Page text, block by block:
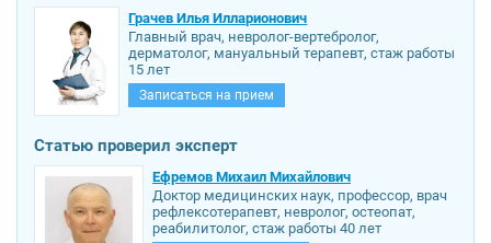
Грачев Илья Илларионович
Главный врач, невролог-вертебролог,
дерматолог, мануальный терапевт, стаж работы
15 лет
Записаться на прием
Статью проверил эксперт
Ефремов Михаил Михайлович
Доктор медицинских наук, профессор, врач
рефлексотерапевт, невролог, остеопат,
реабилитолог, стаж работы 40 лет